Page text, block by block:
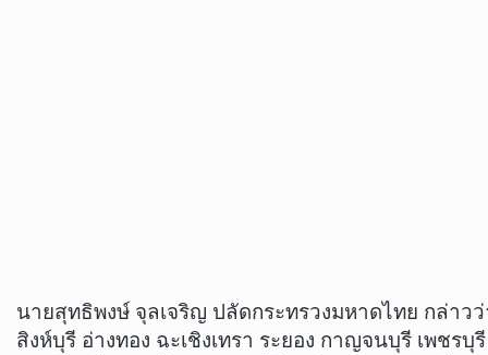
นายสุทธิพงษ์ จุลเจริญ ปลัดกระทรวงมหาดไทย กล่า
สิงห์บุรี อ่างทอง ฉะเชิงเทรา ระยอง กาญจนบุรี เพช